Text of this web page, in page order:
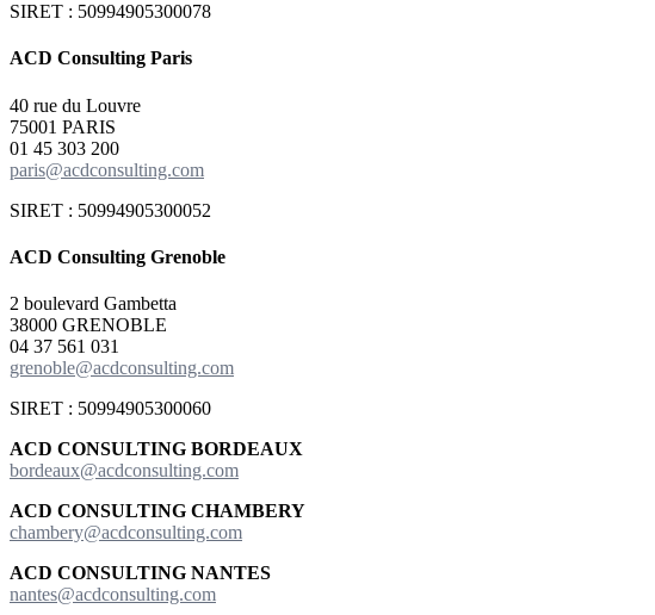
SIRET : 50994905300078
ACD Consulting Paris
40 rue du Louvre
75001 PARIS
01 45 303 200
paris@acdconsulting.com
SIRET : 50994905300052
ACD Consulting Grenoble
2 boulevard Gambetta
38000 GRENOBLE
04 37 561 031
grenoble@acdconsulting.com
SIRET : 50994905300060
ACD CONSULTING BORDEAUX
bordeaux@acdconsulting.com
ACD CONSULTING CHAMBERY
chambery@acdconsulting.com
ACD CONSULTING NANTES
nantes@acdconsulting.com